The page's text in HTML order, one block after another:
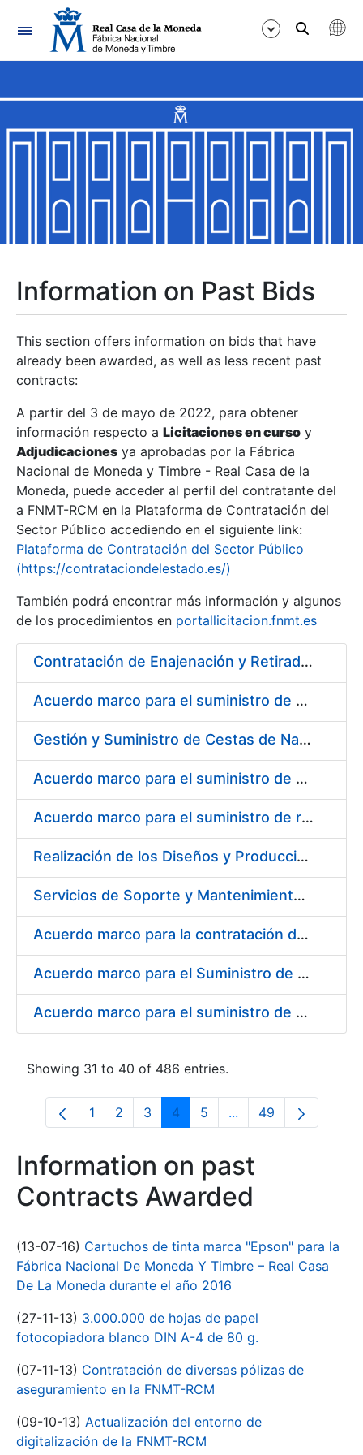
Navigation
Show/Hide
Show/Hide
Show/Hide
Show/Hide
Show/Hide
Show/Hide
Information on Past Bids
This section offers information on bids that have
already been awarded, as well as less recent past
contracts:
A partir del 3 de mayo de 2022, para obtener
información respecto a Licitaciones en curso y
Adjudicaciones ya aprobadas por la Fábrica
Nacional de Moneda y Timbre - Real Casa de la
Moneda, puede acceder al perfil del contratante del
a FNMT-RCM en la Plataforma de Contratación del
Sector Público accediendo en el siguiente link:
Plataforma de Contratación del Sector Público
(https://contrataciondelestado.es/)
También podrá encontrar más información y algunos
de los procedimientos en portallicitacion.fnmt.es
Contratación de Enajenación y Retirada de Chatarra de Hierro, Acero y Chapa de la RCM-FNMT
Acuerdo marco para el suministro de material de electricidad para la FNMT RCM en su sede de Madrid
Gestión y Suministro de Cestas de Navidad para los trabajadores de la Fábrica Nacional de Moneda y Timbre-Real Casa de la Moneda (FNMT-RCM) para el año 2021
Acuerdo marco para el suministro de material de transmisiones de potencia, rodamientos, estanqueidad e hidráulica
Acuerdo marco para el suministro de repuestos específicos de maquinaria
Realización de los Diseños y Producción del Material Gráfico, en sus diferentes formatos y dispositivos, para la correcta comunicación, tanto interna como externa, de la entidad pública empresarial, Fábrica Nacional de Moneda y Timbre-Real Casa de la Moneda (FNMT-RCM)
Servicios de Soporte y Mantenimiento Integral (correctivo, preventivo, evolutivo) del Sistema de Gestión del Ciclo de Vida de las Aplicaciones en el Área de Desarrollo de CERES
Acuerdo marco para la contratación del suministro de material de informática para equipos de producción
Acuerdo marco para el Suministro de Consumibles Informáticos
Acuerdo marco para el suministro de material de filtración
Showing 31 to 40 of 486 entries.
Page
1 Page
2 Page
3 Page
4 Page
5 ...Intermediate Pages
Page
49
Information on past
Contracts Awarded
(13-07-16) Cartuchos de tinta marca "Epson" para la
Fábrica Nacional De Moneda Y Timbre – Real Casa
De La Moneda durante el año 2016
(27-11-13) 3.000.000 de hojas de papel
fotocopiadora blanco DIN A-4 de 80 g.
(07-11-13) Contratación de diversas pólizas de
aseguramiento en la FNMT-RCM
(09-10-13) Actualización del entorno de
digitalización de la FNMT-RCM